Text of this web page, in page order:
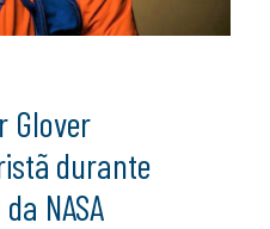
Glover
durante
NASA